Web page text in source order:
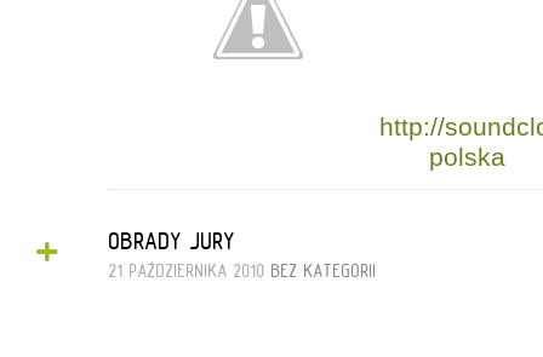
http://
polska
+ OBRADY JURY
21 PAŹDZIERNIKA 2010 BEZ KATEGORII